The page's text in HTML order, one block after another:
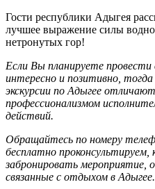
Гости республики Адыгея
лучшее выражение силы
нетронутых гор!
Если Вы планируете провести
интересно и позитивно,
экскурсии по Адыгее
профессионализмом
действий.
Обращайтесь по номеру
бесплатно
забронировать мероприятие,
связанные с отдыхом в Адыгее.